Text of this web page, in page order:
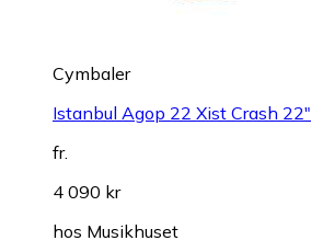
Cymbaler
Istanbul Agop 22 Xist Crash 22"
fr.
4 090 kr
hos Musikhuset